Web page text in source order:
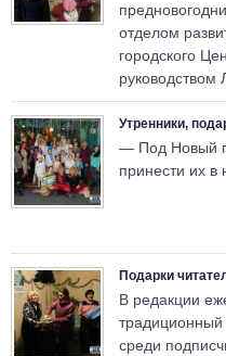
отделом
городского
руководством
Утренники,
— Под Новый
принести их
Подарки
В редакции
среди